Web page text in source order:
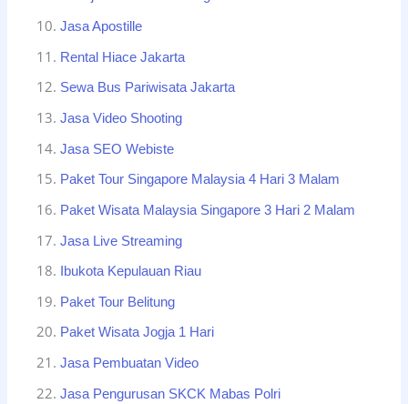
Jasa Apostille
Rental Hiace Jakarta
Sewa Bus Pariwisata Jakarta
Jasa Video Shooting
Jasa SEO Webiste
Paket Tour Singapore Malaysia 4 Hari 3 Malam
Paket Wisata Malaysia Singapore 3 Hari 2 Malam
Jasa Live Streaming
Ibukota Kepulauan Riau
Paket Tour Belitung
Paket Wisata Jogja 1 Hari
Jasa Pembuatan Video
Jasa Pengurusan SKCK Mabas Polri